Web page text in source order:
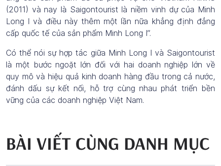
(2011) và nay là Saigontourist là niềm vinh dự của Minh
Long I và điều này thêm một lần nữa khẳng định đẳng
cấp quốc tế của sản phẩm Minh Long I”.
Có thể nói sự hợp tác giữa Minh Long I và Saigontourist
là một bước ngoặt lớn đối với hai doanh nghiệp lớn về
quy mô và hiệu quả kinh doanh hàng đầu trong cả nước,
đánh dấu sự kết nối, hỗ trợ cùng nhau phát triển bền
vững của các doanh nghiệp Việt Nam.
BÀI VIẾT CÙNG DANH MỤC